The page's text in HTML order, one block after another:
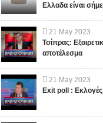
Αυτός ο μεγάλος
φιλάνθρωπος
προειδοποίησε ότι το
χειρότερο κύμα έρχεται
τώρα με την μετάλλαξη
όμικρον ....
ΣΕ ΕΥΧΑΡΙΣΤΟΥΜΕ.... Bill Το
iokh.gr δημοσιεύει κάθε σχόλιο
το οποίο είναι σχετικό με το
θέμ...
Ελλαδα είναι
21 May 2023
Τσίπρας:
αποτέλεσμα
21 May 2023
Exit poll :